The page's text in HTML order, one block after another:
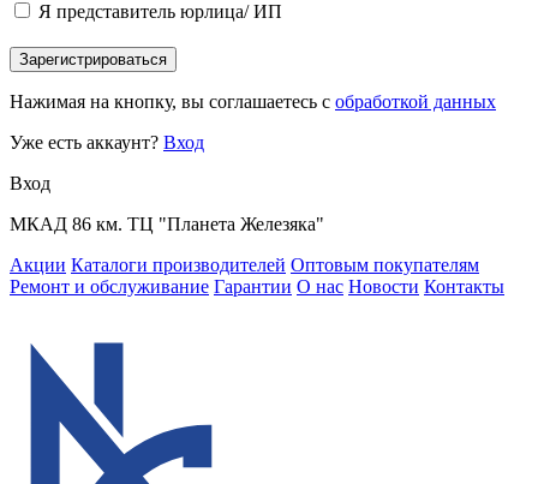
Я представитель юрлица/ ИП
Зарегистрироваться
Нажимая на кнопку, вы соглашаетесь с обработкой данных
Уже есть аккаунт? Вход
Вход
МКАД 86 км. ТЦ "Планета Железяка"
Акции Каталоги производителей Оптовым покупателям
Ремонт и обслуживание Гарантии О нас Новости Контакты